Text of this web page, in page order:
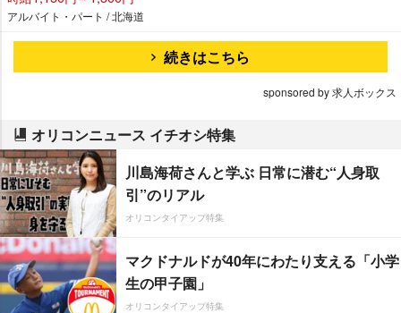
アルバイト・パート / 北海道
続きはこちら
sponsored by 求人ボックス
オリコンニュース イチオシ特集
川島海荷さんと学ぶ 日常に潜む“人身取
引”のリアル
オリコンタイアップ特集
マクドナルドが40年にわたり支える「小学
生の甲子園」
オリコンタイアップ特集